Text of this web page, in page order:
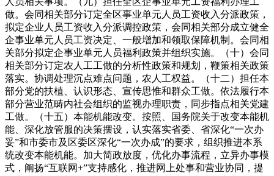
做。会同相关部分订定全区事业单元人员工资收入分派政策，
拟定企业人员工资收入分派调控政策，会同相关部分成立健全
企事业单元人员工资决定、一般增加和领取保障机制。会同相
关部分拟定企事业单元人员福利政策并组织实施。（十）会同
相关部分订定农人工工做的分析性政策和规划，鞭策相关政策
落实。协调处理沉点难点问题，农人工权益。（十二）担任本
部分党的扶植、认识形态、宣传思惟和群众工做。依法履行本
部分营业范畴内社会组织的监视办理职责，同步指点相关党建
工做。（十五）本能机能改变。按照、国务院关于改变本能机
能、深化放管服的决策摆设，认实落实省委、省深化“一次办
妥”和市委市及区委区深化“一次办成”的要求，组织推进本系
统改变本能机能。加大简政放度，优化办事流程，立异办事模
式，阐扬“互联网+”支持感化，推进网上处事和营业协同，提